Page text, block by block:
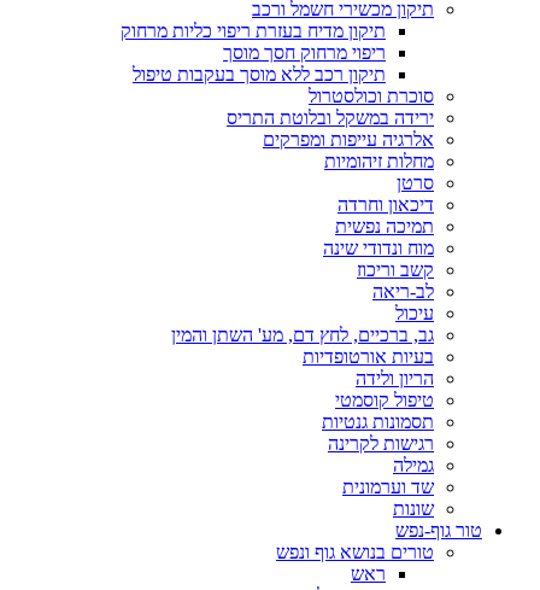
תיקון מכשירי חשמל ורכב
תיקון מדיח בעזרת ריפוי כליות מרחוק
ריפוי מרחוק חסך מוסך
תיקון רכב ללא מוסך בעקבות טיפול
סוכרת וכולסטרול
ירידה במשקל ובלוטת התריס
אלרגיה עייפות ומפרקים
מחלות זיהומיות
סרטן
דיכאון וחרדה
תמיכה נפשית
מוח ונדודי שינה
קשב וריכוז
לב-ריאה
עיכול
גב, ברכיים, לחץ דם, מע' השתן והמין
בעיות אורטופדיות
הריון ולידה
טיפול קוסמטי
תסמונות גנטיות
רגישות לקרינה
גמילה
שד וערמונית
שונות
טור גוף-נפש
טורים בנושא גוף ונפש
ראש